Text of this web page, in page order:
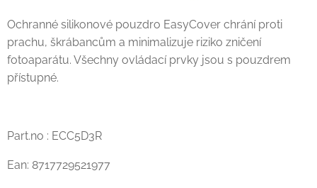
Ochranné silikonové pouzdro EasyCover chrání proti
prachu, škrábancům a minimalizuje riziko zničení
fotoaparátu. Všechny ovládací prvky jsou s pouzdrem
přístupné.
Part.no : ECC5D3R
Ean: 8717729521977